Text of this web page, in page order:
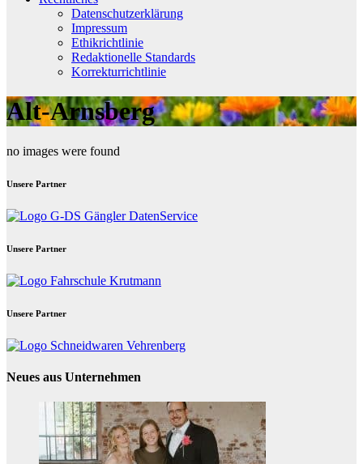
Datenschutzerklärung
Impressum
Ethikrichtlinie
Redaktionelle Standards
Korrekturrichtlinie
Alt-Arnsberg
no images were found
Unsere Partner
Unsere Partner
Unsere Partner
Neues aus Unternehmen